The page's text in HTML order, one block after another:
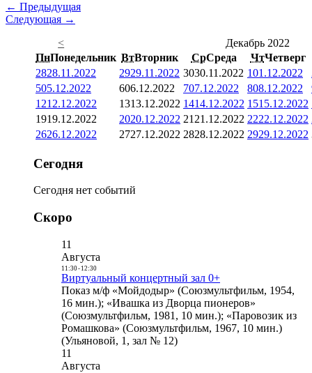
← Предыдущая
Следующая →
<
Декабрь 2022
ПнПонедельник ВтВторник СрСреда ЧтЧетверг
2828.11.2022 2929.11.2022 3030.11.2022 101.12.2022
505.12.2022 606.12.2022 707.12.2022 808.12.2022
1212.12.2022 1313.12.2022 1414.12.2022 1515.12.2022
1919.12.2022 2020.12.2022 21 21.12.2022 2222.12.2022
2626.12.2022 2727.12.2022 2828.12.2022 2929.12.2022
Сегодня
Сегодня нет событий
Скоро
11
Августа
11:30- 12:30
Виртуальный концертный зал 0+
Показ м/ф «Мойдодыр» (Союзмультфильм, 1954,
16 мин.); «Ивашка из Дворца пионеров»
(Союзмультфильм, 1981, 10 мин.); «Паровозик из
Ромашкова» (Союзмультфильм, 1967, 10 мин.)
(Ульяновой, 1, зал № 12)
11
Августа